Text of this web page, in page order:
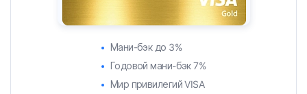
Мани-бэк до 3%
Годовой мани-бэк 7%
Мир привилегий VISA